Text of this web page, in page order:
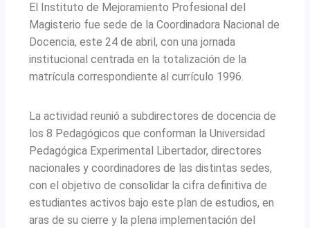
El Instituto de Mejoramiento Profesional del
Magisterio fue sede de la Coordinadora Nacional de
Docencia, este 24 de abril, con una jornada
institucional centrada en la totalización de la
matrícula correspondiente al currículo 1996.
La actividad reunió a subdirectores de docencia de
los 8 Pedagógicos que conforman la Universidad
Pedagógica Experimental Libertador, directores
nacionales y coordinadores de las distintas sedes,
con el objetivo de consolidar la cifra definitiva de
estudiantes activos bajo este plan de estudios, en
aras de su cierre y la plena implementación del